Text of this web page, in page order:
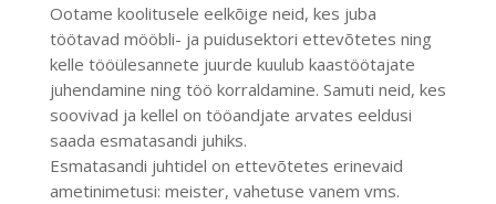
Ootame koolitusele eelkõige neid, kes juba
töötavad mööbli- ja puidusektori ettevõtetes ning
kelle tööülesannete juurde kuulub kaastöötajate
juhendamine ning töö korraldamine. Samuti neid, kes
soovivad ja kellel on tööandjate arvates eeldusi
saada esmatasandi juhiks.
Esmatasandi juhtidel on ettevõtetes erinevaid
ametinimetusi: meister, vahetuse vanem vms.